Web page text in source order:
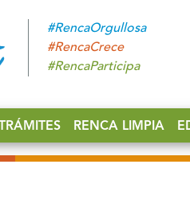
#RencaOrgullosa
#RencaCrece
#RencaParticipa
TRÁMITES RENCA LIMPIA